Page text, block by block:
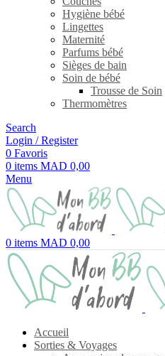
Hygiène bébé
Lingettes
Maternité
Parfums bébé
Sièges de bain
Soin de bébé
Trousse de Soin
Thermomètres
Search
Login / Register
0 Favoris
0 items MAD 0,00
Menu
0 items MAD 0,00
Accueil
Sorties & Voyages